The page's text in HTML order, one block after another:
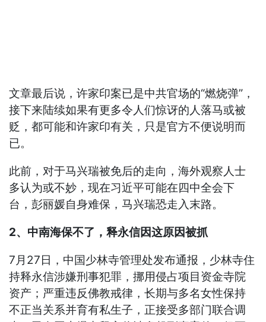
文章最后说，许家印案已是中共官场的“燃烧弹”，
接下来陆续如果有更多令人们惊讶的人落马或被
贬，都可能和许家印有关，只是官方不便说明而
已。
此前，对于马兴瑞被免后的走向，海外观察人士
多认为或不妙，现在习近平可能在四中全会下
台，彭丽媛自身难保，马兴瑞恐走入末路。
2、中南海保不了，释永信因这原因被抓
7月27日，中国少林寺管理处发布通报，少林寺住
持释永信涉嫌刑事犯罪，挪用侵占项目资金寺院
资产；严重违反佛教戒律，长期与多名女性保持
不正当关系并育有私生子，正接受多部门联合调